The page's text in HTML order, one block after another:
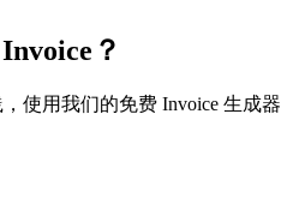
？
使用我们的免费 Invoice 生成器